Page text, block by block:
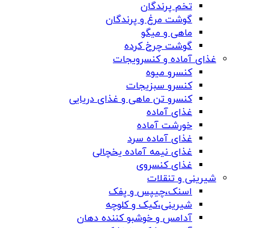
تخم پرندگان
گوشت مرغ و پرندگان
ماهی و میگو
گوشت چرخ کرده
غذای آماده و کنسرویجات
کنسرو میوه
کنسرو سبزیجات
کنسرو تن ماهی و غذای دریایی
غذای آماده
خورشت آماده
غذای آماده سرد
غذای نیمه آماده یخچالی
غذای کنسروی
شیرینی و تنقلات
اسنک،چیپس و پفک
شیرینی،کیک و کلوچه
آدامس و خوشبو کننده دهان